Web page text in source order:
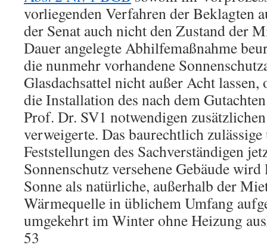
vorliegenden Verfahren der Beklagten
der Senat auch nicht den Zustand der
Dauer angelegte Abhilfemaßnahme
die nunmehr vorhandene
Glasdachsattel nicht außer Acht
die Installation des nach dem
Prof. Dr. SV1 notwendigen
verweigerte. Das baurechtlich zulässige
Feststellungen des Sachverständigen
Sonnenschutz versehene Gebäude
Sonne als natürliche, außerhalb der
Wärmequelle in üblichem Umfang
umgekehrt im Winter ohne Heizung
53